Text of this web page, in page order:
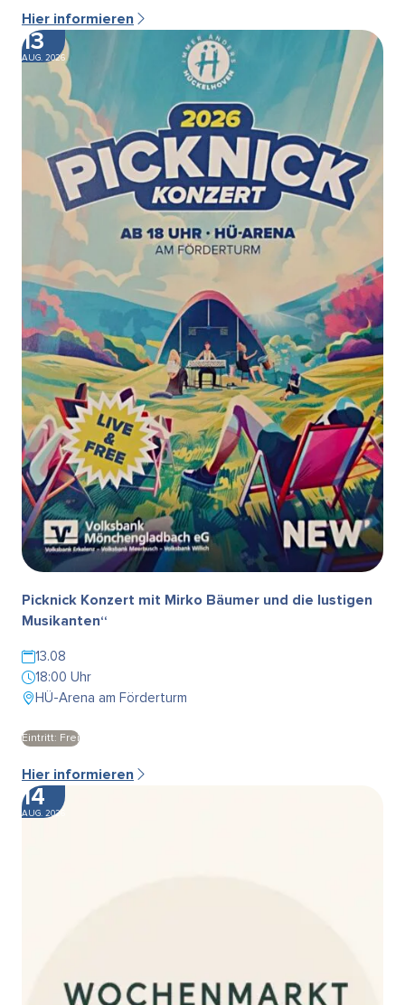
Hier informieren
13
AUG. 2026
Picknick Konzert mit Mirko Bäumer und die lustigen
Musikanten“
13.08
18:00 Uhr
HÜ-Arena am Förderturm
Eintritt: Frei
Hier informieren
14
AUG. 2026